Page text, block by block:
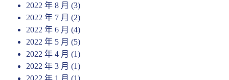
2022 年 8 月 (3)
2022 年 7 月 (2)
2022 年 6 月 (4)
2022 年 5 月 (5)
2022 年 4 月 (1)
2022 年 3 月 (1)
2022 年 1 月 (1)